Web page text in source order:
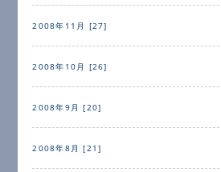
2008年11月 [27]
2008年10月 [26]
2008年9月 [20]
2008年8月 [21]